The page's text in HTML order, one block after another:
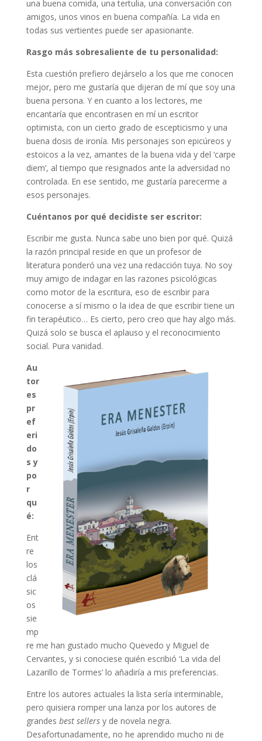
una buena comida, una tertulia, una conversación con
amigos, unos vinos en buena compañía. La vida en
todas sus vertientes puede ser apasionante.
Rasgo más sobresaliente de tu personalidad:
Esta cuestión prefiero dejárselo a los que me conocen
mejor, pero me gustaría que dijeran de mí que soy una
buena persona. Y en cuanto a los lectores, me
encantaría que encontrasen en mí un escritor
optimista, con un cierto grado de escepticismo y una
buena dosis de ironía. Mis personajes son epicúreos y
estoicos a la vez, amantes de la buena vida y del ‘carpe
diem’, al tiempo que resignados ante la adversidad no
controlada. En ese sentido, me gustaría parecerme a
esos personajes.
Cuéntanos por qué decidiste ser escritor:
Escribir me gusta. Nunca sabe uno bien por qué. Quizá
la razón principal reside en que un profesor de
literatura ponderó una vez una redacción tuya. No soy
muy amigo de indagar en las razones psicológicas
como motor de la escritura, eso de escribir para
conocerse a sí mismo o la idea de que escribir tiene un
fin terapéutico… Es cierto, pero creo que hay algo más.
Quizá solo se busca el aplauso y el reconocimiento
social. Pura vanidad.
Au
tor
es
pr
ef
eri
do
s y
po
r
qu
é:
Ent
re
los
clá
sic
os
sie
mp
re me han gustado mucho Quevedo y Miguel de
Cervantes, y si conociese quién escribió ‘La vida del
Lazarillo de Tormes’ lo añadiría a mis preferencias.
Entre los autores actuales la lista sería interminable,
pero quisiera romper una lanza por los autores de
grandes best sellersy de novela negra.
Desafortunadamente, no he aprendido mucho ni de